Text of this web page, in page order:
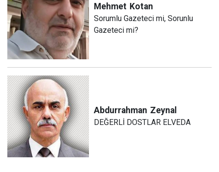
Mehmet Kotan
Sorumlu Gazeteci mi, Sorunlu
Gazeteci mi?
Abdurrahman Zeynal
DEĞERLİ DOSTLAR ELVEDA